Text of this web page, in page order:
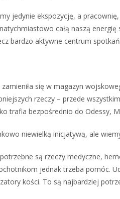
jedynie ekspozycję, a
całą naszą
bardzo aktywne centrum
zamieniła się w magazyn
rzeczy – przede
trafia bezpośrednio do Odessy,
niewielką inicjatywą, ale
są rzeczy medyczne,
jednak trzeba pomóc.
kości. To są najbardziej